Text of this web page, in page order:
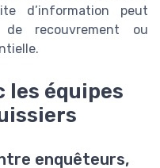
d’information peut
recouvrement ou
les équipes
enquêteurs,